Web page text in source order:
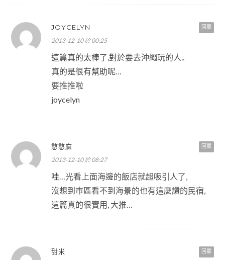
回覆
JOYCELYN
2013-12-10 於 00:25
這篇真的太棒了,對於要去沖繩玩的人..
真的是很有幫助呢…
要推推啦
joycelyn
回覆
憨憨麻
2013-12-10 於 08:27
哇…光看上面海邊的飯店就超吸引人了,
沒想到巿區看不到海景的也有這麼讚的民宿,
這篇真的很實用, 大推…
回覆
甜米